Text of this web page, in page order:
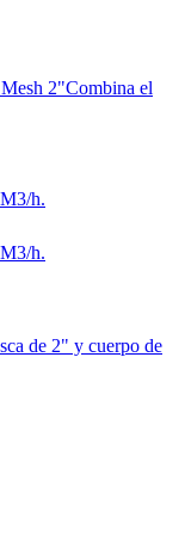
2"Combina el
h.
h.
de 2" y cuerpo de